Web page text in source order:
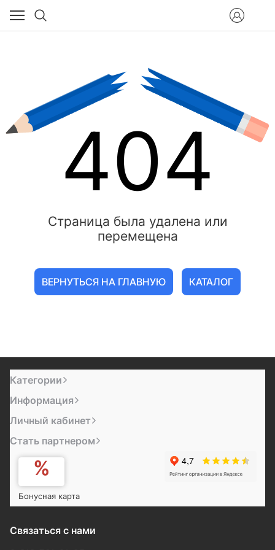
404
Страница была удалена или
перемещена
ВЕРНУТЬСЯ НА ГЛАВНУЮ КАТАЛОГ
Категории
Информация
Личный кабинет
Стать партнером
Бонусная карта
Связаться с нами